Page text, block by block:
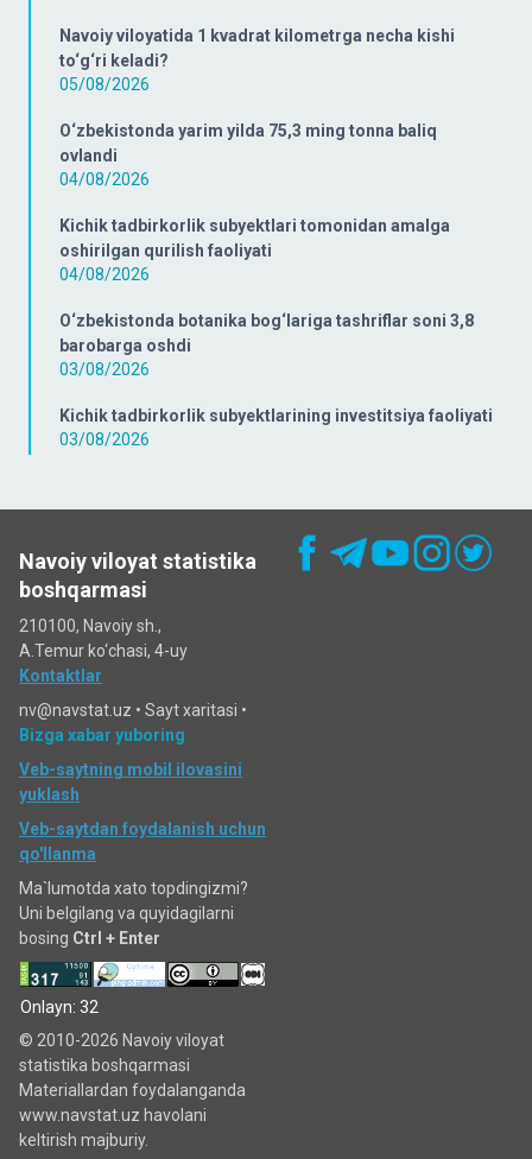
Navoiy viloyatida 1 kvadrat kilometrga necha kishi
to‘g‘ri keladi?
05/08/2026
O‘zbekistonda yarim yilda 75,3 ming tonna baliq
ovlandi
04/08/2026
Kichik tadbirkorlik subyektlari tomonidan amalga
oshirilgan qurilish faoliyati
04/08/2026
O‘zbekistonda botanika bog‘lariga tashriflar soni 3,8
barobarga oshdi
03/08/2026
Kichik tadbirkorlik subyektlarining investitsiya faoliyati
03/08/2026
Navoiy viloyat statistika
boshqarmasi
210100, Navoiy sh.,
A.Temur ko‘chаsi, 4-uy
Kontaktlar
nv@navstat.uz • Sayt xaritasi •
Bizga xabar yuboring
Veb-saytning mobil ilovasini
yuklash
Veb-saytdan foydalanish uchun
qo'llanma
Ma`lumotda xato topdingizmi?
Uni belgilang va quyidagilarni
bosing Ctrl + Enter
Onlayn: 32
© 2010-2026 Navoiy viloyat
statistika boshqarmasi
Materiallardan foydalanganda
www.navstat.uz havolani
keltirish majburiy.